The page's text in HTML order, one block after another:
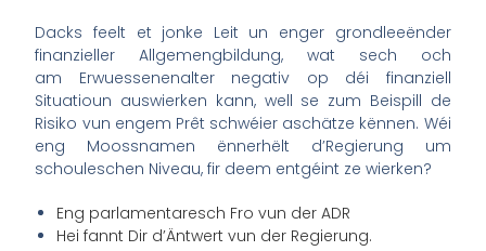
Dacks feelt et jonke Leit un enger grondleeënder
finanzieller Allgemengbildung, wat sech och
am Erwuessenenalter negativ op déi finanziell
Situatioun auswierken kann, well se zum Beispill de
Risiko vun engem Prêt schwéier aschätze kënnen. Wéi
eng Moossnamen ënnerhëlt d’Regierung um
schouleschen Niveau, fir deem entgéint ze wierken?
Eng parlamentaresch Fro vun der ADR
Hei fannt Dir d’Äntwert vun der Regierung.